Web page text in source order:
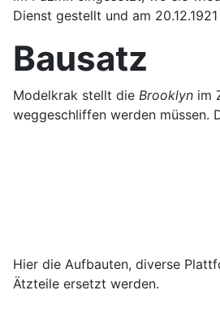
Dienst gestellt und am
Bausatz
Modelkrak stellt die Brooklyn im
weggeschliffen werden müssen.
Hier die Aufbauten, diverse
Ätzteile ersetzt werden.